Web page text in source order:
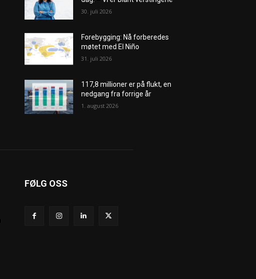
30. juli 2026
Forebygging: Nå forberedes
møtet med El Niño
31. juli 2026
117,8 millioner er på flukt, en
nedgang fra forrige år
1. august 2026
FØLG OSS